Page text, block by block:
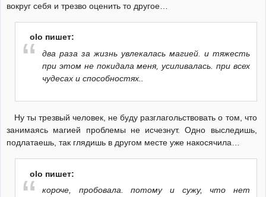
вокруг себя и трезво оценить то другое…
olo пишет:
два раза за жизнь увлекалась магией. и тяжесть
при этом не покидала меня, усиливалась. при всех
чудесах и способностях..
Ну ты трезвый человек, не буду разглагольствовать о том, что
занимаясь магией проблемы не исчезнут. Одно выследишь,
подлатаешь, так глядишь в другом месте уже накосячила…
olo пишет:
короче, пробовала. потому и сужу, что нет